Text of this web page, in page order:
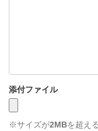
添付ファイル
※サイズが2MBを超え